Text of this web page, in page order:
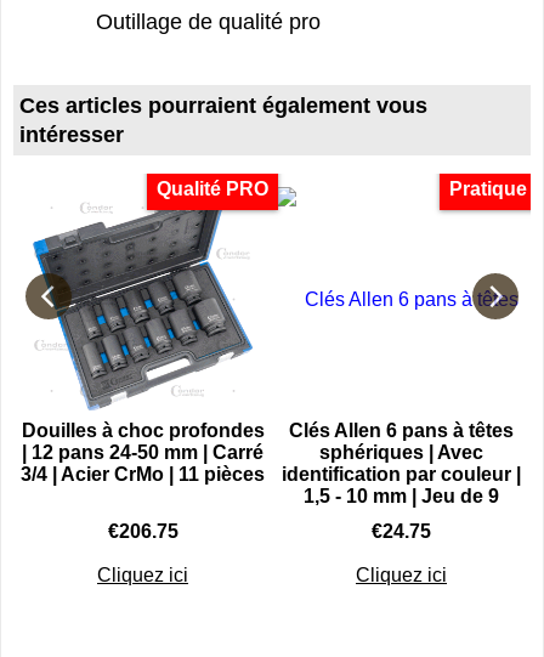
Outillage de qualité pro
Ces articles pourraient également vous
intéresser
Qualité PRO
Douilles à choc profondes
| 12 pans 24-50 mm | Carré
3/4 | Acier CrMo | 11 pièces
€206.75
Cliquez ici
Pratique
Clés Allen 6 pans à têtes
sphériques | Avec
identification par couleur |
1,5 - 10 mm | Jeu de 9
€24.75
Cliquez ici